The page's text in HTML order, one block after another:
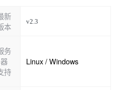
新
本
务
器
持
Linux / Windows